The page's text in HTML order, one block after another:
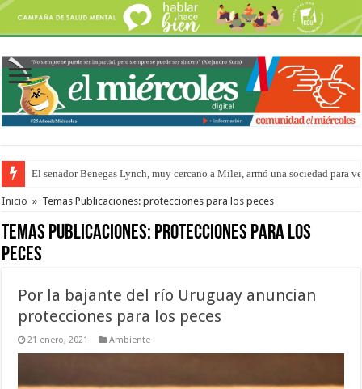
El senador Benegas Lynch, muy cercano a Milei, armó una sociedad para
El gobierno baja el capítulo de extranjerización de tierras
Inicio » Temas Publicaciones: protecciones para los peces
Temas Publicaciones: protecciones para los
peces
Por la bajante del río Uruguay anuncian
protecciones para los peces
21 enero, 2021 Ambiente